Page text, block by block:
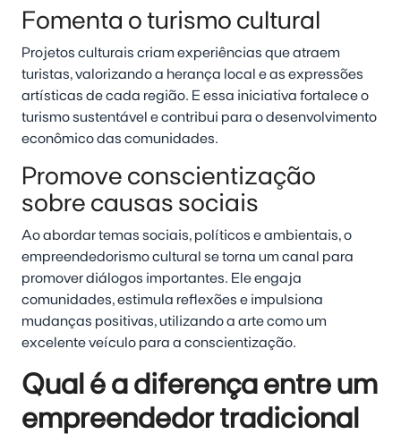
Fomenta o turismo cultural
Projetos culturais criam experiências que atraem
turistas, valorizando a herança local e as expressões
artísticas de cada região. E essa iniciativa fortalece o
turismo sustentável e contribui para o desenvolvimento
econômico das comunidades.
Promove conscientização
sobre causas sociais
Ao abordar temas sociais, políticos e ambientais, o
empreendedorismo cultural se torna um canal para
promover diálogos importantes. Ele engaja
comunidades, estimula reflexões e impulsiona
mudanças positivas, utilizando a arte como um
excelente veículo para a conscientização.
Qual é a diferença entre um
empreendedor tradicional